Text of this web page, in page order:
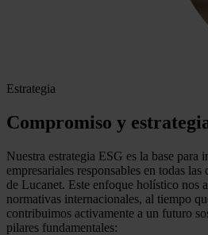
Estrategia
Compromiso y
Nuestra estrategia ESG es la base para
empresariales responsables en todas
de Lucanet. Este enfoque holístico nos
normativas internacionales, al tiempo
contribuimos activamente a un futuro
pilares fundamentales: